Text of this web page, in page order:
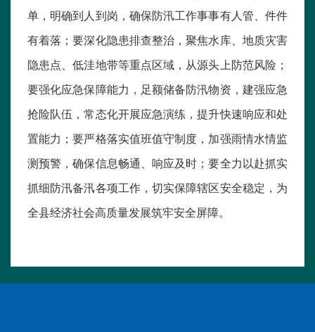
单，明确到人到岗，确保防汛工作事事有人管、件件
有着落；要深化隐患排查整治，聚焦水库、地质灾害
隐患点、低洼地带等重点区域，从源头上防范风险；
要强化应急保障能力，足额储备防汛物资，建强应急
抢险队伍，常态化开展应急演练，提升快速响应和处
置能力；要严格落实值班值守制度，加强雨情水情监
测预警，确保信息畅通、响应及时；要全力以赴抓实
抓细防汛备汛各项工作，切实保障辖区安全稳定，为
全县经济社会高质量发展筑牢安全屏障。